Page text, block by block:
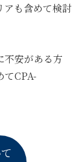
アも含めて検討
不安がある方
てCPA-